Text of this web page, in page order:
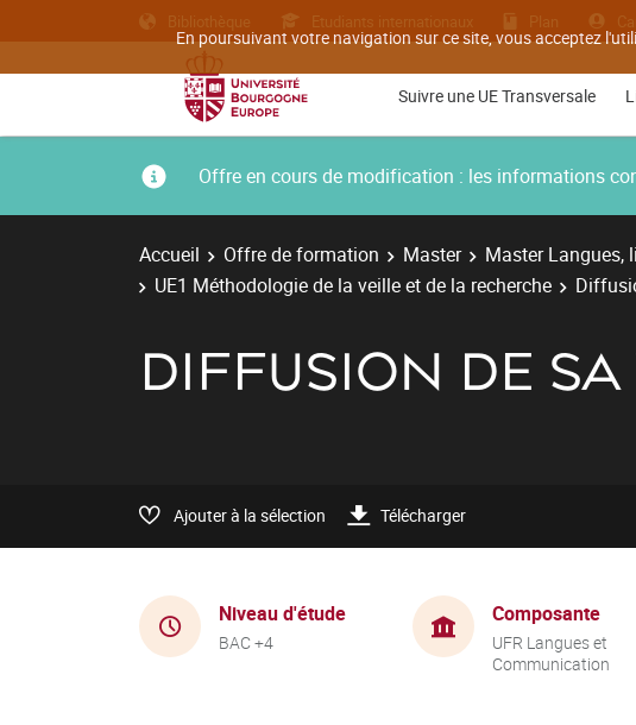
En poursuivant votre navigation sur ce site, vous acceptez
Bibliothèque Etudiants internationaux Plan
Suivre une UE Transversale
Offre en cours de modification : les informations
Accueil Offre de formation Master Master Langues,
UE1 Méthodologie de la veille et de la recherche
DIFFUSION DE SA
Ajouter à la sélection Télécharger
Niveau d'étude
BAC +4
Composante
UFR Langues et
Communication